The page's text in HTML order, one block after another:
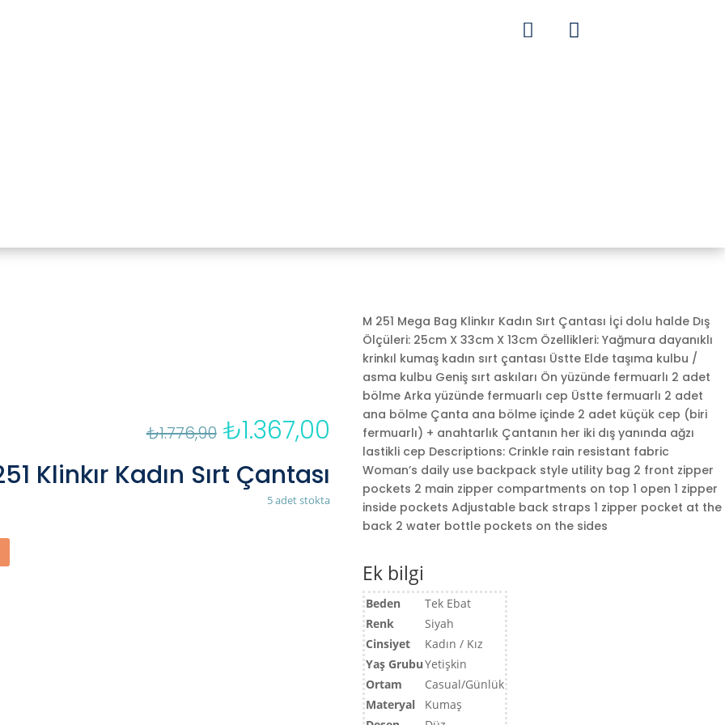
 
₺1.776,90 Orijinal
fiyat:
₺1.776,90.
₺1.367,00
andaki
fiyat:
₺1.367,00.
Klinkır Kadın Sırt Çantası
5 adet stokta
M 251 Mega Bag Klinkır Kadın Sırt Çantası İçi dolu halde Dış
Ölçüleri: 25cm X 33cm X 13cm Özellikleri: Yağmura dayanıklı
krinkıl kumaş kadın sırt çantası Üstte Elde taşıma kulbu /
asma kulbu Geniş sırt askıları Ön yüzünde fermuarlı 2 adet
bölme Arka yüzünde fermuarlı cep Üstte fermuarlı 2 adet
ana bölme Çanta ana bölme içinde 2 adet küçük cep (biri
fermuarlı) + anahtarlık Çantanın her iki dış yanında ağzı
lastikli cep Descriptions: Crinkle rain resistant fabric
Woman’s daily use backpack style utility bag 2 front zipper
pockets 2 main zipper compartments on top 1 open 1 zipper
inside pockets Adjustable back straps 1 zipper pocket at the
back 2 water bottle pockets on the sides
Ek bilgi
Beden
Tek Ebat
Renk
Siyah
Cinsiyet
Kadın / Kız
Yaş GrubuYetişkin
Ortam
Casual/Günlük
Materyal
Kumaş